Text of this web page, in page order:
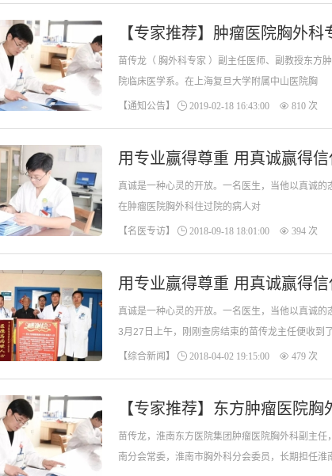
【专家推荐】肿瘤医院胸外
苗传龙（ 胸外科专家 ）副主任医师、副教授东方肿瘤医院胸外科主任淮南市抗癌协会理事安徽省早期肺癌筛查协作中心淮南分会常委淮南市胸外科分会委员 毕业于皖南医学
院临床医学系。在上海复旦大学附属中山医院胸
【通知公告】 2019-02-18 16:43:00 810 次
用专业赢得尊重
真诚是一种心灵的开放。一名医生，当他以真诚
在肿瘤医院胸外科住过院的病人对
【名医专访】 2018-09-18 18:01:00 394 次
用专业赢得尊重
真诚是一种心灵的开放。一名医生，当他以真诚
3月27日上午，刚刚查房结束的苗传龙主任便收到了
【综合新闻】 2018-04-02 19:15:00 479 次
【专家推荐】东方肿瘤医院
苗传龙，淮南东方医院集团肿瘤医院胸外科副主
南分会常委，淮南市胸外科分会委员，长期担任淮